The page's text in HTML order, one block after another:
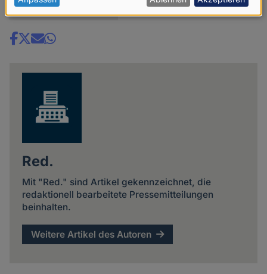
Diskussion anzeigen
Share
Red.
Mit "Red." sind Artikel gekennzeichnet, die
redaktionell bearbeitete Pressemitteilungen
beinhalten.
Weitere Artikel des Autoren
Daten
und